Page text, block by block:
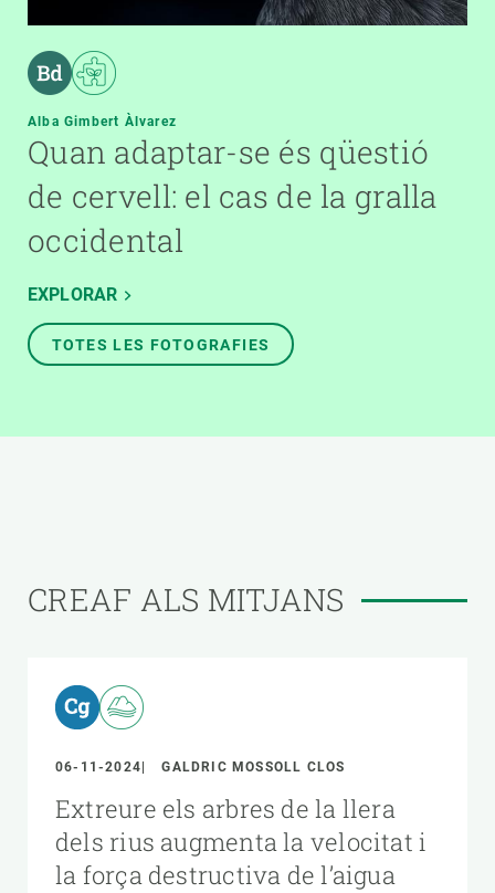
Alba Gimbert Àlvarez
Quan adaptar-se és qüestió
de cervell: el cas de la gralla
occidental
EXPLORAR
TOTES LES FOTOGRAFIES
CREAF ALS MITJANS
06-11-2024 GALDRIC MOSSOLL CLOS
Extreure els arbres de la llera
dels rius augmenta la velocitat i
la força destructiva de l’aigua